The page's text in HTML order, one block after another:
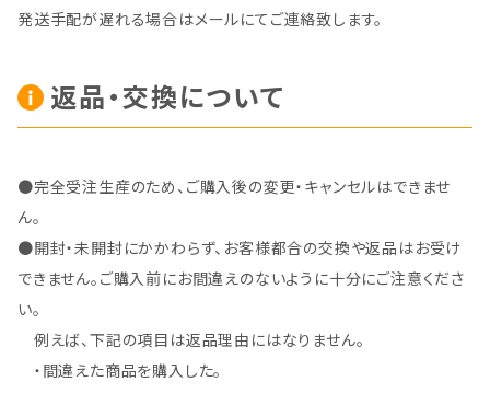
発送手配が遅れる場合はメールにてご連絡致します。
返品・交換について
●完全受注生産のため、ご購入後の変更・キャンセルはできませ
ん。
●開封・未開封にかかわらず、お客様都合の交換や返品はお受け
できません。ご購入前にお間違えのないように十分にご注意くださ
い。
例えば、下記の項目は返品理由にはなりません。
・間違えた商品を購入した。